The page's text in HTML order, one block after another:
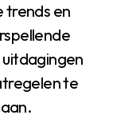
trends en
te